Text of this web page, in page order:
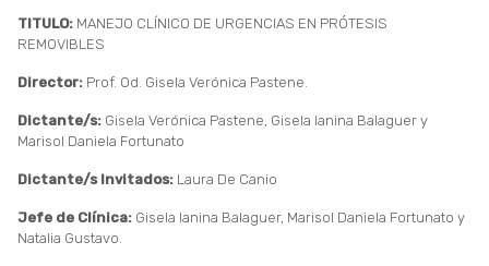
TITULO: MANEJO CLÍNICO DE URGENCIAS EN PRÓTESIS
REMOVIBLES
Director: Prof. Od. Gisela Verónica Pastene.
Dictante/s: Gisela Verónica Pastene, Gisela Ianina Balaguer y
Marisol Daniela Fortunato
Dictante/s Invitados: Laura De Canio
Jefe de Clínica: Gisela Ianina Balaguer, Marisol Daniela Fortunato y
Natalia Gustavo.